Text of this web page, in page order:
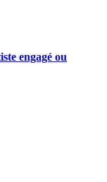
engagé ou